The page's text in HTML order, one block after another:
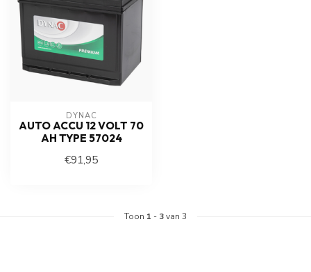
DYNAC
AUTO ACCU 12 VOLT 70
AH TYPE 57024
€91,95
Toon 1 - 3van 3